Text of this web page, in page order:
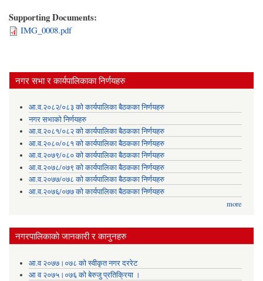
Supporting Documents:
IMG_0008.pdf
नगर सभा र कार्यपालिकाका निर्णयहरु
आ.व.२०८२/०८३ को कार्यपालिका बैठकका निर्णयहरु
नगर सभाको निर्णयहरु
आ.व.२०८१/०८२ को कार्यपालिका बैठकका निर्णयहरु
आ.व.२०८०/०८१ को कार्यपालिका बैठकका निर्णयहरु
आ.व.२०७९/०८० को कार्यपालिका बैठकका निर्णयहरु
आ.व.२०७८/०७९ को कार्यपालिका बैठकका निर्णयहरु
आ.व.२०७७/०७८ को कार्यपालिका बैठकका निर्णयहरु
आ.व.२०७६/०७७ को कार्यपालिका बैठकका निर्णयहरु
more
नगरपालिकाकाे जानकारी र कानुनहरु
आ.व २०७७।०७८ को स्वीकृत नगर दररेट
आ व २०७५।०७६ को बेरुजु प्रतिक्रिया ।